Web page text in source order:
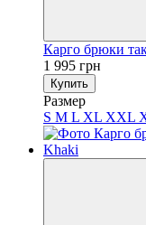
Карго брюки
1 995 грн
Купить
Размер
S M L XL XXL